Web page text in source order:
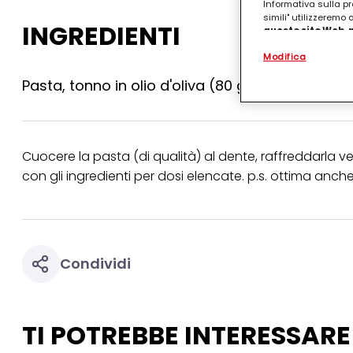
INGREDIENTI
Pasta, tonno in olio d'oliva (80 gr a persona)
Cuocere la pasta (di qualità) al dente, raffreddarla
con gli ingredienti per dosi elencate. p.s. ottima
Condividi
TI POTREBBE
Informativa sulla
simili" utilizzeremo
questo sito
.
(rispettivamente
terzi, conservare
misurare e
Puoi trovare
collegata nel piè di
qualsiasi momento
"modifica" di
Modifica